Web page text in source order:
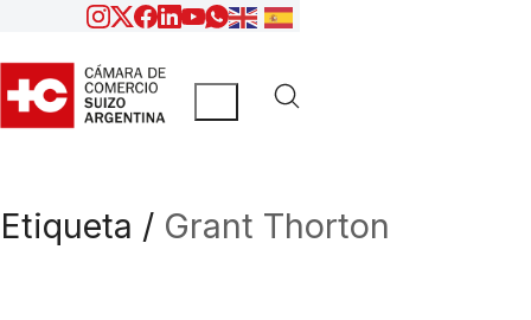
Etiqueta / Grant Thorton